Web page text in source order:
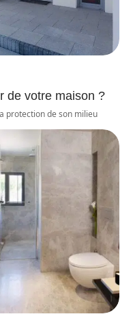
de votre maison ?
protection de son milieu